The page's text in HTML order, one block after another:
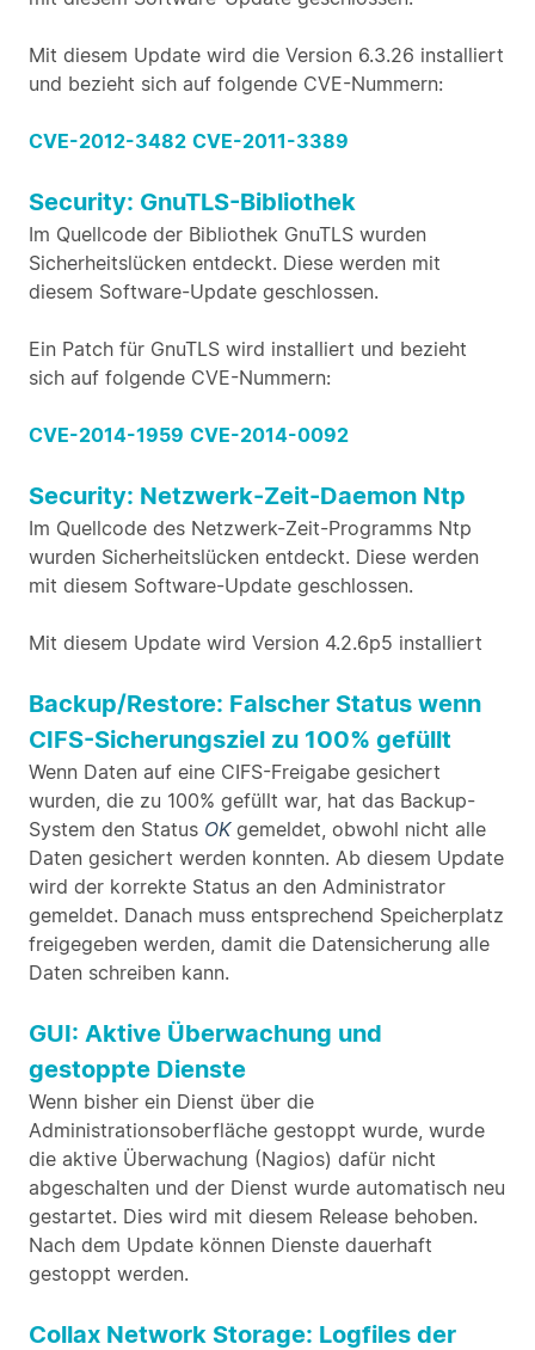
Mit diesem Update wird die Version 6.3.26 installiert
und bezieht sich auf folgende CVE-Nummern:
CVE-2012-3482 CVE-2011-3389
Security: GnuTLS-Bibliothek
Im Quellcode der Bibliothek GnuTLS wurden
Sicherheitslücken entdeckt. Diese werden mit
diesem Software-Update geschlossen.
Ein Patch für GnuTLS wird installiert und bezieht
sich auf folgende CVE-Nummern:
CVE-2014-1959 CVE-2014-0092
Security: Netzwerk-Zeit-Daemon Ntp
Im Quellcode des Netzwerk-Zeit-Programms Ntp
wurden Sicherheitslücken entdeckt. Diese werden
mit diesem Software-Update geschlossen.
Mit diesem Update wird Version 4.2.6p5 installiert
Backup/Restore: Falscher Status wenn
CIFS-Sicherungsziel zu 100% gefüllt
Wenn Daten auf eine CIFS-Freigabe gesichert
wurden, die zu 100% gefüllt war, hat das Backup-
System den Status OKgemeldet, obwohl nicht alle
Daten gesichert werden konnten. Ab diesem Update
wird der korrekte Status an den Administrator
gemeldet. Danach muss entsprechend Speicherplatz
freigegeben werden, damit die Datensicherung alle
Daten schreiben kann.
GUI: Aktive Überwachung und
gestoppte Dienste
Wenn bisher ein Dienst über die
Administrationsoberfläche gestoppt wurde, wurde
die aktive Überwachung (Nagios) dafür nicht
abgeschalten und der Dienst wurde automatisch neu
gestartet. Dies wird mit diesem Release behoben.
Nach dem Update können Dienste dauerhaft
gestoppt werden.
Collax Network Storage: Logfiles der